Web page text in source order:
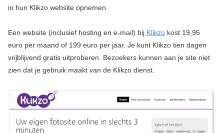
in hun Klikzo website opnemen.
Een website (inclusief hosting en e-mail) bij Klikzokost 19,95
euro per maand of 199 euro per jaar. Je kunt Klikzo tien dagen
vrijblijvend gratis uitproberen. Bezoekers kunnen aan je site niet
zien dat je gebruik maakt van de Klikzo dienst.